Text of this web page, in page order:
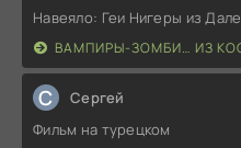
Навеяло: Геи Нигеры из
ВАМПИРЫ-ЗОМБИ… ИЗ
С Сергей
Фильм на турецком